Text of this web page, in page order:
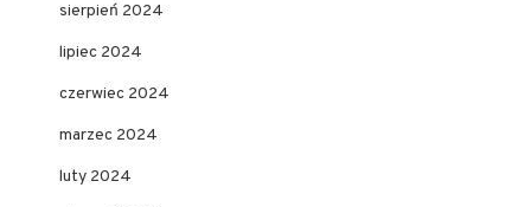
sierpień 2024
lipiec 2024
czerwiec 2024
marzec 2024
luty 2024